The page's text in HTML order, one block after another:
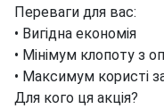
Переваги для вас:
• Вигідна економія
• Мінімум клопоту з
• Максимум користі
Для кого ця акція?